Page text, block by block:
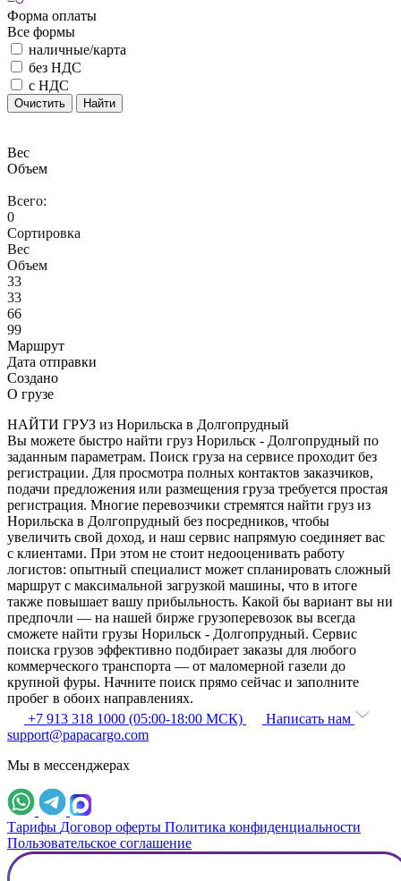
Форма оплаты
Все формы
наличные/карта
без НДС
с НДС
Очистить Найти
Вес
Объем
Всего:
0
Сортировка
Вес
Объем
33
33
66
99
Маршрут
Дата отправки
Создано
О грузе
НАЙТИ ГРУЗ из Норильска в Долгопрудный
Вы можете быстро найти груз Норильск - Долгопрудный по
заданным параметрам. Поиск груза на сервисе проходит без
регистрации. Для просмотра полных контактов заказчиков,
подачи предложения или размещения груза требуется простая
регистрация. Многие перевозчики стремятся найти груз из
Норильска в Долгопрудный без посредников, чтобы
увеличить свой доход, и наш сервис напрямую соединяет вас
с клиентами. При этом не стоит недооценивать работу
логистов: опытный специалист может спланировать сложный
маршрут с максимальной загрузкой машины, что в итоге
также повышает вашу прибыльность. Какой бы вариант вы ни
предпочли — на нашей бирже грузоперевозок вы всегда
сможете найти грузы Норильск - Долгопрудный. Сервис
поиска грузов эффективно подбирает заказы для любого
коммерческого транспорта — от маломерной газели до
крупной фуры. Начните поиск прямо сейчас и заполните
пробег в обоих направлениях.
+7 913 318 1000 (05:00-18:00 МСК)
Написать нам
support@papacargo.com
Мы в мессенджерах
Тарифы Договор оферты Политика конфиденциальности
Пользовательское соглашение